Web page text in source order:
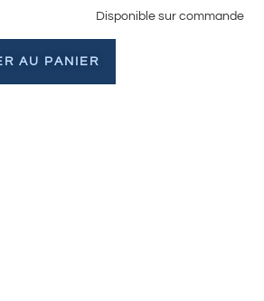
Disponible sur commande
AU PANIER